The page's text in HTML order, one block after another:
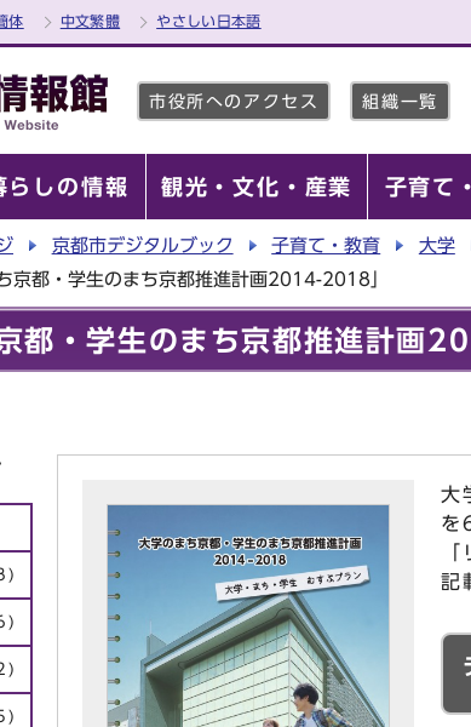
体 中文繁體 やさしい日本語
市役所へのアクセス
組織一覧
らしの情報 観光・文化・産業 子育て
京都市デジタルブック 子育て・教育
大学
京都・学生のまち京都推進計画2014-2018」
都・学生のまち京都推進計画
大
を
記